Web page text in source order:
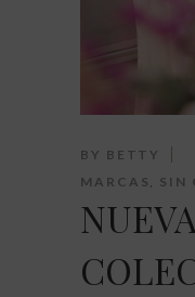
BY BETTY
MARCAS , SIN
NUEVA